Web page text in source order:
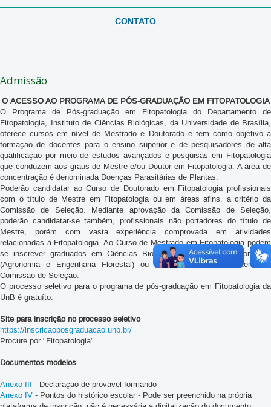
CONTATO
Admissão
O ACESSO AO PROGRAMA DE PÓS-GRADUAÇÃO EM FITOPATOLOGIA
O Programa de Pós-graduação em Fitopatologia do Departamento de
Fitopatologia, Instituto de Ciências Biológicas, da Universidade de Brasília,
oferece cursos em nível de Mestrado e Doutorado e tem como objetivo a
formação de docentes para o ensino superior e de pesquisadores de alta
qualificação por meio de estudos avançados e pesquisas em Fitopatologia
que conduzem aos graus de Mestre e/ou Doutor em Fitopatologia. A área de
concentração é denominada Doenças Parasitárias de Plantas.
Poderão candidatar ao Curso de Doutorado em Fitopatologia profissionais
com o título de Mestre em Fitopatologia ou em áreas afins, a critério da
Comissão de Seleção. Mediante aprovação da Comissão de Seleção,
poderão candidatar-se também, profissionais não portadores do título de
Mestre, porém com vasta experiência comprovada em atividades
relacionadas à Fitopatologia. Ao Curso de Mestrado em Fitopatologia podem
se inscrever graduados em Ciências Biológicas, Ciências Agro-florestais
(Agronomia e Engenharia Florestal) ou em áreas afins, a critério da
Comissão de Seleção.
O processo seletivo para o programa de pós-graduação em Fitopatologia da
UnB é gratuíto.
Site para inscrição no processo seletivo
https://inscricaoposgraduacao.unb.br/
Procure por "Fitopatologia"
Documentos modelos
Anexo III - Declaração de provável formando
Anexo IV - Pontos do histórico escolar - Pode ser preenchido na própria